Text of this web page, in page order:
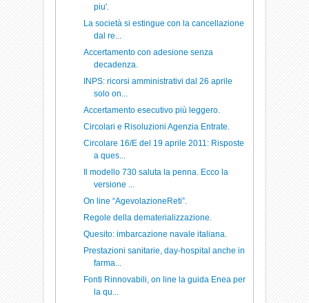
piu'.
La società si estingue con la cancellazione
dal re...
Accertamento con adesione senza
decadenza.
INPS: ricorsi amministrativi dal 26 aprile
solo on...
Accertamento esecutivo più leggero.
Circolari e Risoluzioni Agenzia Entrate.
Circolare 16/E del 19 aprile 2011: Risposte
a ques...
Il modello 730 saluta la penna. Ecco la
versione ...
On line “AgevolazioneReti”.
Regole della dematerializzazione.
Quesito: imbarcazione navale italiana.
Prestazioni sanitarie, day-hospital anche in
farma...
Fonti Rinnovabili, on line la guida Enea per
la qu...